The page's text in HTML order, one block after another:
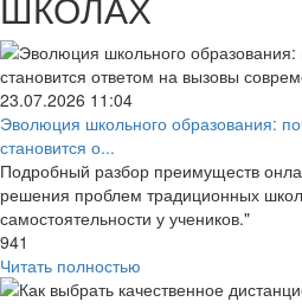
23.07.2026 11:04
Эволюция школьного образования:
становится о...
Подробный разбор преимуществ
решения проблем традиционных
самостоятельности у учеников."
941
Читать полностью